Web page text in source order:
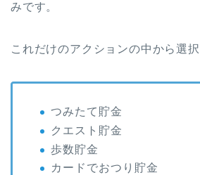
みです。
これだけのアクションの中から選択
つみたて貯金
クエスト貯金
歩数貯金
カードでおつり貯金